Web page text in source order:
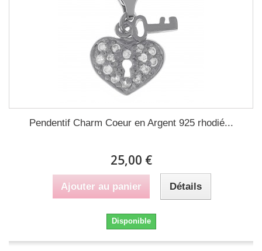
Pendentif Charm Coeur en Argent 925 rhodié...
25,00 €
Ajouter au panier Détails
Disponible